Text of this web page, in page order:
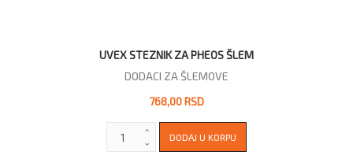
UVEX STEZNIK ZA PHEOS ŠLEM
DODACI ZA ŠLEMOVE
768,00 RSD